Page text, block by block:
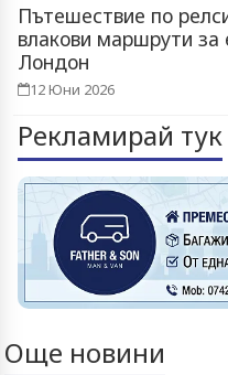
Пътешествие по
влакови маршрути за
Лондон
12 Юни 2026
Рекламирай тук
Още новини